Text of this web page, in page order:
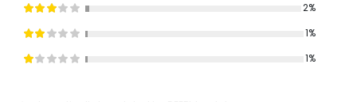
2%
1%
1%